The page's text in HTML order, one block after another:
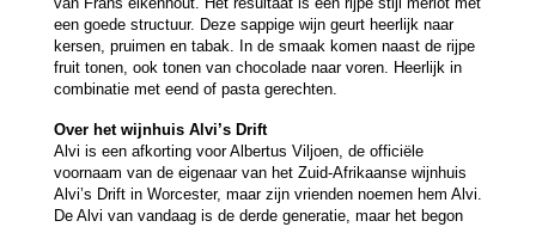
een goede structuur. Deze sappige wijn geurt heerlijk naar
kersen, pruimen en tabak. In de smaak komen naast de rijpe
fruit tonen, ook tonen van chocolade naar voren. Heerlijk in
combinatie met eend of pasta gerechten.
Over het wijnhuis Alvi’s Drift
Alvi is een afkorting voor Albertus Viljoen, de officiële
voornaam van de eigenaar van het Zuid-Afrikaanse wijnhuis
Alvi’s Drift in Worcester, maar zijn vrienden noemen hem Alvi.
De Alvi van vandaag is de derde generatie, maar het begon